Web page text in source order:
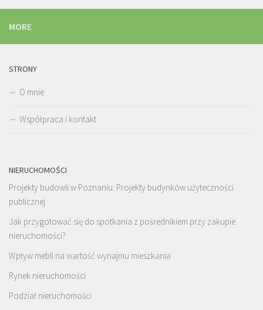
MORE
STRONY
O mnie
Współpraca i kontakt
NIERUCHOMOŚCI
Projekty budowli w Poznaniu. Projekty budynków użyteczności
publicznej
Jak przygotować się do spotkania z pośrednikiem przy zakupie
nieruchomości?
Wpływ mebli na wartość wynajmu mieszkania
Rynek nieruchomości
Podział nieruchomości